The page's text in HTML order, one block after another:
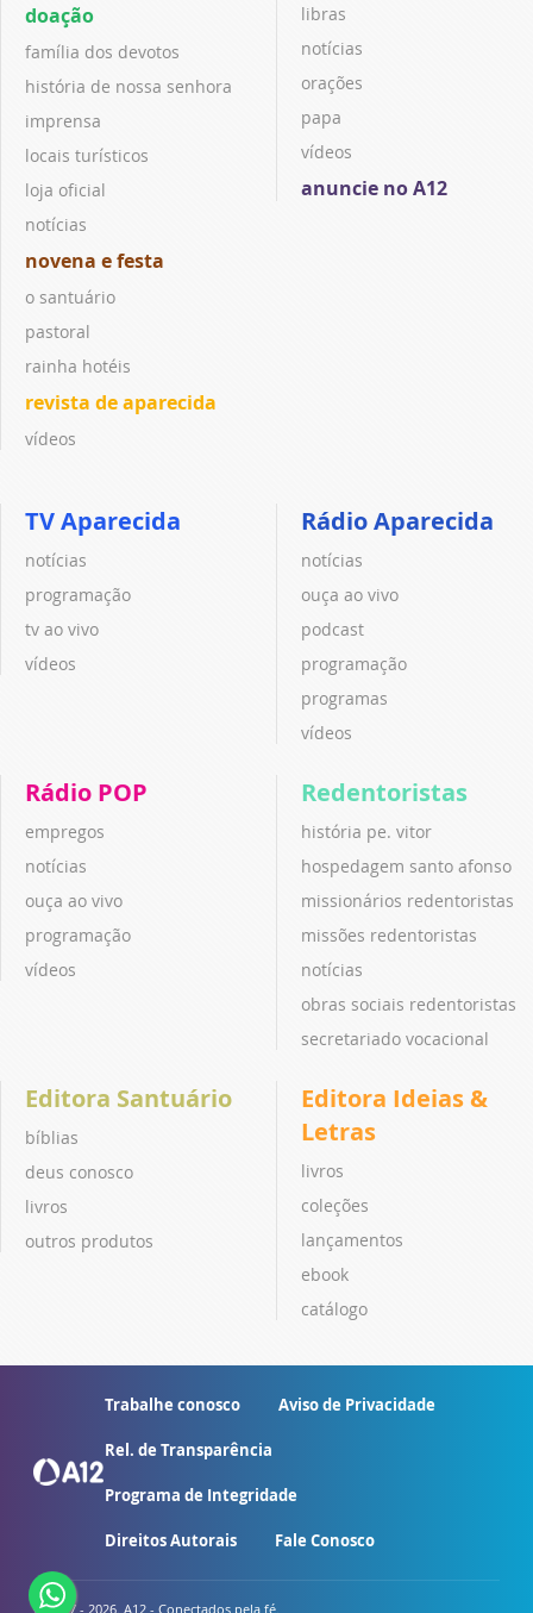
doação
família dos devotos
história de nossa senhora
imprensa
locais turísticos
loja oficial
notícias
novena e festa
o santuário
pastoral
rainha hotéis
revista de aparecida
vídeos
libras
notícias
orações
papa
vídeos
anuncie no A12
TV Aparecida
notícias
programação
tv ao vivo
vídeos
Rádio Aparecida
notícias
ouça ao vivo
podcast
programação
programas
vídeos
Rádio POP
empregos
notícias
ouça ao vivo
programação
vídeos
Redentoristas
história pe. vitor
hospedagem santo afonso
missionários redentoristas
missões redentoristas
notícias
obras sociais redentoristas
secretariado vocacional
Editora Santuário
bíblias
deus conosco
livros
outros produtos
Editora Ideias &
Letras
livros
coleções
lançamentos
ebook
catálogo
Trabalhe conosco Aviso de Privacidade
Rel. de Transparência
Programa de Integridade
Direitos Autorais Fale Conosco
© 2007 - 2026. A12 - Conectados pela fé.